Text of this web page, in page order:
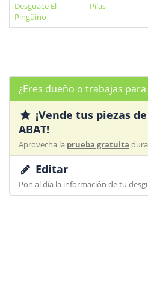
Desguace El
Pingüino
Pilas
¿Eres dueño o trabajas para
¡Vende tus piezas
ABAT!
Aprovecha la prueba gratuita
Editar
Pon al día la información de tu